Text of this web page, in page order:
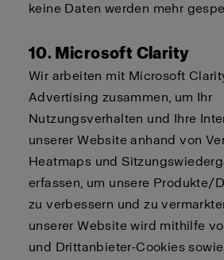
keine Daten werden mehr
10. Microsoft Clarity
Wir arbeiten mit Microsoft
Advertising zusammen, um Ihr
Nutzungsverhalten und Ihre
unserer Website anhand von
Heatmaps und
erfassen, um unsere Produkte/
zu verbessern und zu
unserer Website wird mithilfe
und Drittanbieter-Cookies